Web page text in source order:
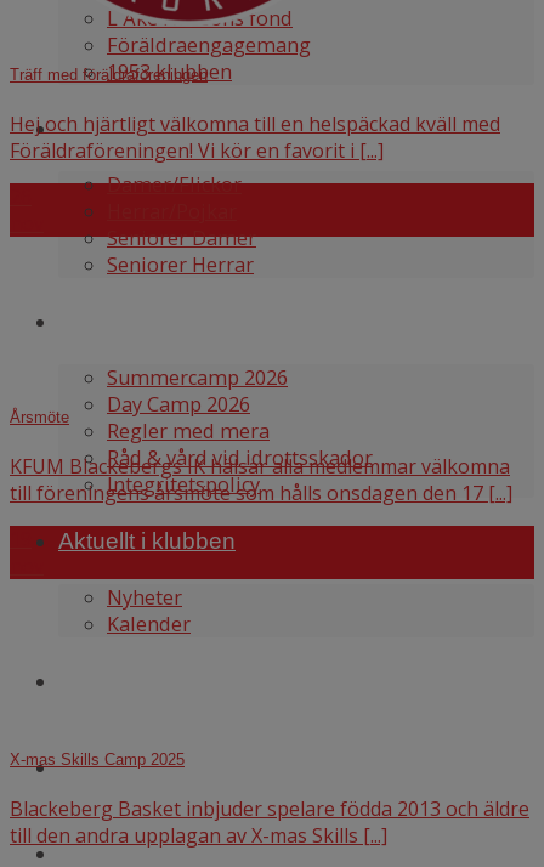
L Åke Nilssons fond
Föräldraengagemang
1953 klubben
Våra lag
Damer/Flickor
Seniorer Damer
Seniorer Herrar
Summercamp 2026
Day Camp 2026
Regler med mera
Råd & vård vid idrottsskador
Integritetspolicy
Aktuellt i klubben
Nyheter
Kalender
Kontakt
För alla coacher
Träff med föräldraföreningen
Hej och hjärtligt välkomna till en helspäckad kväll med
Föräldraföreningen! Vi kör en favorit i [...]
Årsmöte
KFUM Blackebergs IK hälsar alla medlemmar välkomna
till föreningens årsmöte som hålls onsdagen den 17 [...]
X-mas Skills Camp 2025
Blackeberg Basket inbjuder spelare födda 2013 och äldre
till den andra upplagan av X-mas Skills [...]